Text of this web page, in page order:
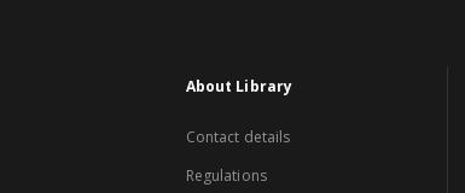
About Library
Contact details
Regulations